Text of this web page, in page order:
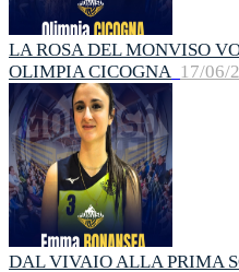
LA ROSA DEL MONVISO
OLIMPIA CICOGNA 17/06/
DAL VIVAIO ALLA PRIMA